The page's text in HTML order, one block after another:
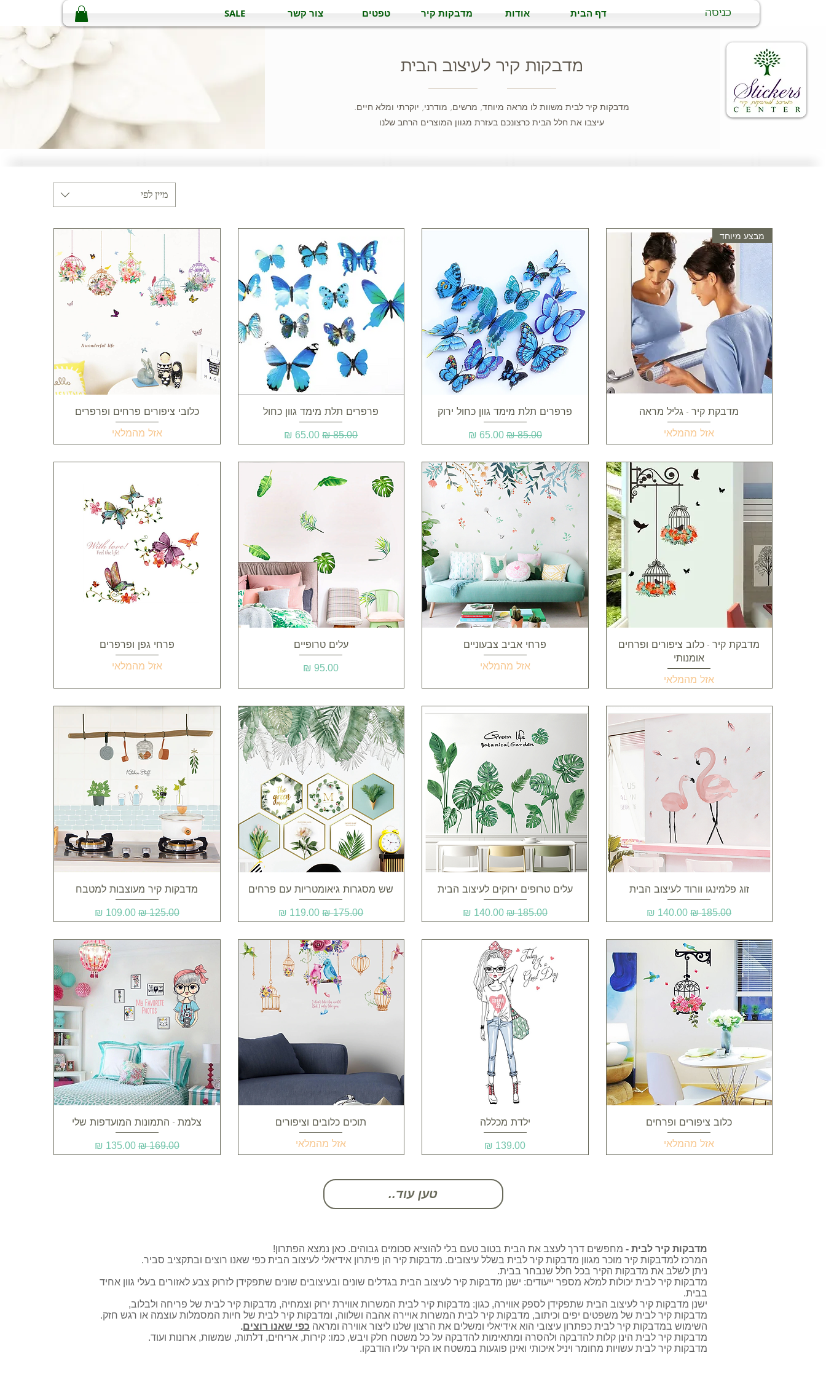
דף הבית אודות מדבקות קיר טפטים צור קשר SALE כניסה
מדבקות קיר לעיצוב הבית
מדבקות קיר לבית משוות לו מראה מיוחד, מרשים, מודרני, יוקרתי ומלא חיים.
עיצבו את חלל הבית כרצונכם בעזרת מגוון המוצרים הרחב שלנו
מיין לפי
תצוגה מהירה
מבצע מיוחד
מדבקת קיר - גליל מראה
אזל מהמלאי
תצוגה מהירה
פרפרים תלת מימד גוון כחול ירוק
מחיר רגיל‏85.00 ‏₪ מחיר מבצע‏65.00 ‏₪
תצוגה מהירה
פרפרים תלת מימד גוון כחול
מחיר רגיל‏85.00 ‏₪ מחיר מבצע
תצוגה מהירה
כלובי ציפורים פרחים ופרפרים
אזל מהמלאי
תצוגה מהירה
מדבקת קיר - כלוב ציפורים ופרחים
אומנותי
אזל מהמלאי
תצוגה מהירה
פרחי אביב צבעוניים
אזל מהמלאי
תצוגה מהירה
עלים טרופיים
מחיר
תצוגה מהירה
פרחי גפן ופרפרים
אזל מהמלאי
תצוגה מהירה
זוג פלמינגו וורוד לעיצוב הבית
מחיר רגיל‏185.00 ‏₪ מחיר מבצע
תצוגה מהירה
עלים טרופים ירוקים לעיצוב הבית
מחיר רגיל‏185.00 ‏₪ מחיר מבצע‏140.00 ‏₪
תצוגה מהירה
שש מסגרות גיאומטריות עם פרחים
מחיר רגיל‏175.00 ‏₪ מחיר מבצע
תצוגה מהירה
מדבקות קיר מעוצבות למטבח
מחיר רגיל‏125.00 ‏₪ מחיר מבצע‏109.00 ‏₪
תצוגה מהירה
כלוב ציפורים ופרחים
אזל מהמלאי
תצוגה מהירה
ילדת מכללה
מחיר
תצוגה מהירה
תוכים כלובים וציפורים
אזל מהמלאי
תצוגה מהירה
צלמת - התמונות המועדפות שלי
מחיר רגיל‏169.00 ‏₪ מחיר מבצע‏135.00 ‏₪
טען עוד..
מדבקות קיר לבית - מחפשים דרך לעצב את הבית בטוב טעם בלי להוציא סכומים גבוהים. כאן נמצא הפתרון!
המרכז למדבקות קיר מוכר מגוון מדבקות קיר לבית בשלל עיצובים. מדבקות קיר הן פיתרון אידיאלי לעיצוב הבית כפי שאנו רוצים ובתקציב סביר.
ניתן לשלב את מדבקות הקיר בכל חלל שנבחר בבית.
מדבקות קיר לבית יכולות למלא מספר ייעודים: ישנן מדבקות קיר לעיצוב הבית בגדלים שונים ובעיצובים שונים שתפקידן לזרוק צבע לאזורים בעלי גוון אחיד
בבית.
ישנן מדבקות קיר לעיצוב הבית שתפקידן לספק אווירה, כגון: מדבקות קיר לבית המשרות אווירת ירוק וצמחיה, מדבקות קיר לבית של פריחה ולבלוב,
מדבקות קיר לבית של משפטים יפים וכיתוב, מדבקות קיר לבית המשרות אויירה אהבה ושלווה, ומדבקות קיר לבית של חיות המסמלות עוצמה או רגש חזק.
השימוש במדבקות קיר לבית כפתרון עיצובי הוא אידיאלי ומשלים את הרצון שלנו ליצור אווירה ומראה כפי שאנו רוצים.
מדבקות קיר לבית הינן קלות להדבקה ולהסרה ומתאימות להדבקה על כל משטח חלק ויבש, כמו: קירות, אריחים, דלתות, שמשות, ארונות ועוד.
מדבקות קיר לבית עשויות מחומר ויניל איכותי ואינן פוגעות במשטח או הקיר עליו הודבקו.